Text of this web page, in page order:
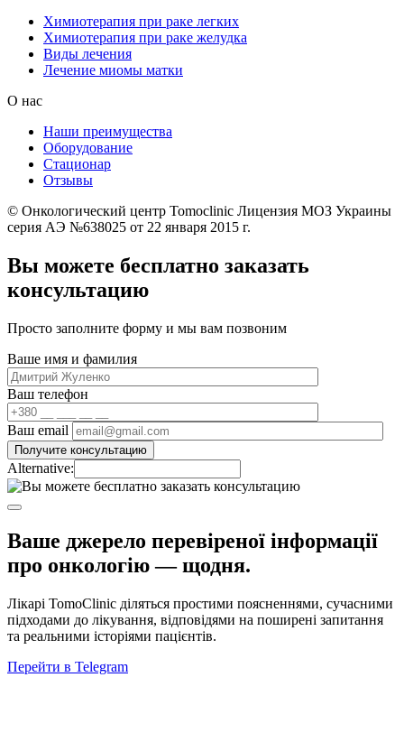
Химиотерапия при раке легких
Химиотерапия при раке желудка
Виды лечения
Лечение миомы матки
О нас
Наши преимущества
Оборудование
Стационар
Отзывы
© Онкологический центр Tomoclinic Лицензия МОЗ Украины
серия АЭ №638025 от 22 января 2015 г.
Вы можете бесплатно заказать
консультацию
Просто заполните форму и мы вам позвоним
Ваше имя и фамилия
Ваш телефон
Ваш email
Alternative:
Ваше джерело перевіреної інформації
про онкологію —щодня.
Лікарі TomoClinic діляться простими поясненнями, сучасними
підходами до лікування, відповідями на поширені запитання
та реальними історіями пацієнтів.
Перейти в Telegram